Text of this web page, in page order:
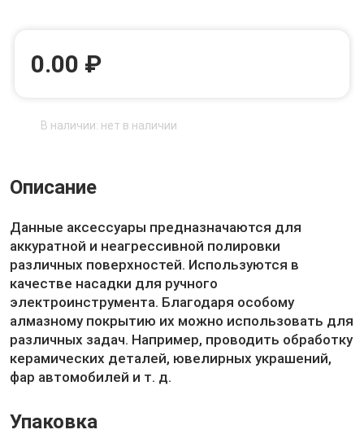
0.00 ₽
В наличии: нет в наличии
Описание
Данные аксессуары предназначаются для
аккуратной и неагрессивной полировки
различных поверхностей. Используются в
качестве насадки для ручного
электроинструмента. Благодаря особому
алмазному покрытию их можно использовать для
различных задач. Например, проводить обработку
керамических деталей, ювелирных украшений,
фар автомобилей и т. д.
Упаковка